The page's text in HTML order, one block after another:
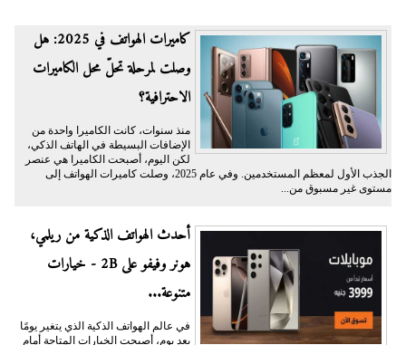
كاميرات الهواتف في 2025: هل
وصلت لمرحلة تحلّ محل الكاميرات
الاحترافية؟
منذ سنوات، كانت الكاميرا واحدة من
الإضافات البسيطة في الهاتف الذكي،
لكن اليوم، أصبحت الكاميرا هي عنصر
الجذب الأول لمعظم المستخدمين. وفي عام 2025، وصلت كاميرات الهواتف إلى
مستوى غير مسبوق من...
أحدث الهواتف الذكية من ريلمي،
هونر وفيفو على 2B - خيارات
متنوعة...
في عالم الهواتف الذكية الذي يتغير يومًا
بعد يوم، أصبحت الخيارات المتاحة أمام